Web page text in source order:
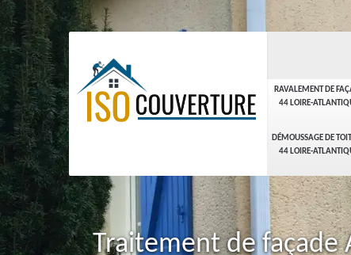
RAVALEMENT DE
44 LOIRE-
DÉMOUSSAGE DE
44 LOIRE-
Traitement de façade